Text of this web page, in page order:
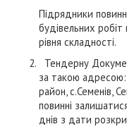
Підрядники
будівельних
рівня складності.
Тендерну
за такою адресою:
район, с.Семенів,
повинні
днів з дати